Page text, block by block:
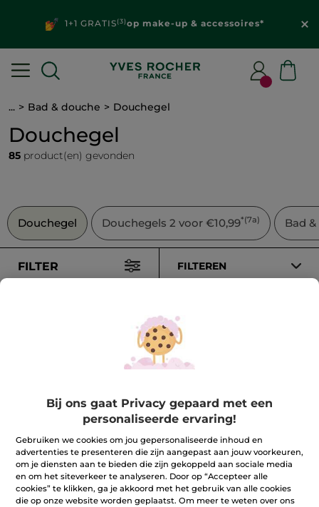
1+1 GRATIS(3)op make-up & accessoires*
... Bad & douche Douchegel
Douchegel
85 product(en) gevonden
Douchegel Douchegels 2 voor €10,99*(7a) Bad
FILTER FILTEREN
Bij ons gaat Privacy gepaard met een
personaliseerde ervaring!
Gebruiken we cookies om jou gepersonaliseerde inhoud en
advertenties te presenteren die zijn aangepast aan jouw voorkeuren,
om je diensten aan te bieden die zijn gekoppeld aan sociale media
en om het siteverkeer te analyseren. Door op “Accepteer alle
cookies” te klikken, ga je akkoord met het gebruik van alle cookies
die op onze website worden geplaatst. Om meer te weten over ons